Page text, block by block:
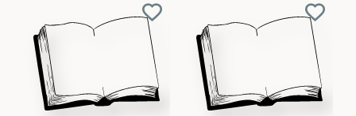
Aggiungi
ai
preferiti
ai